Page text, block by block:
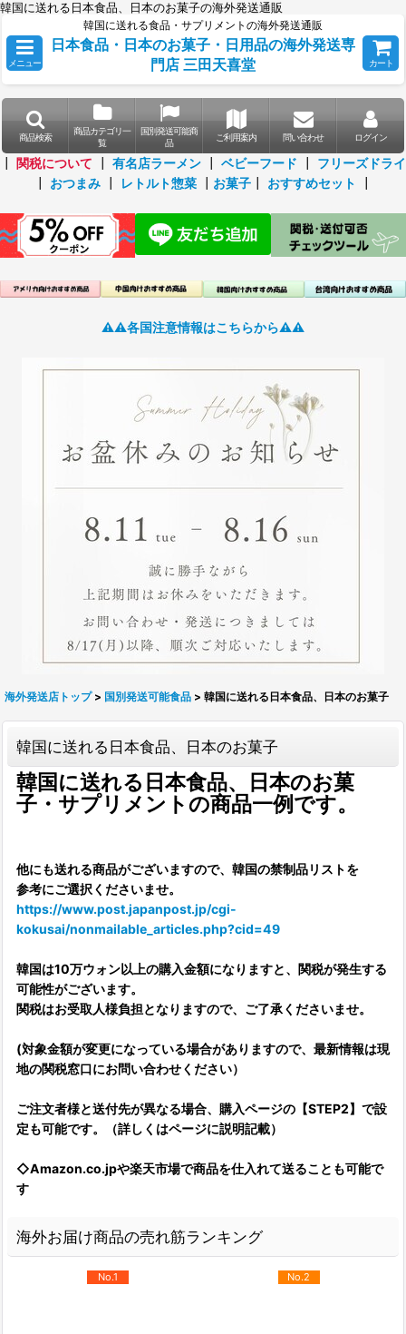
韓国に送れる日本食品、日本のお菓子の海外発送通販
韓国に送れる食品・サプリメントの海外発送通販
メニュー
日本食品・日本のお菓子・日用品の海外発送専
門店 三田天喜堂
カート
商品検索
商品カテゴリ一
覧
国別発送可能商
品
ご利用案内 問い合わせ ログイン
関税について 有名店ラーメン ベビーフード
フリーズドライ
おつまみ レトルト惣菜 お菓子 おすすめセット
⚠️⚠️各国注意情報はこちらから⚠️⚠️
海外発送店トップ > 国別発送可能食品 > 韓国に送れる日本食品、日本のお菓子
韓国に送れる日本食品、日本のお菓子
韓国に送れる日本食品、日本のお菓
子・サプリメントの商品一例です。
他にも送れる商品がございますので、韓国の禁制品リストを
参考にご選択くださいませ。
https://www.post.japanpost.jp/cgi-
kokusai/nonmailable_articles.php?cid=49
韓国は10万ウォン以上の購入金額になりますと、関税が発生する
可能性がございます。
関税はお受取人様負担となりますので、ご了承くださいませ。
(対象金額が変更になっている場合がありますので、最新情報は現
地の関税窓口にお問い合わせください）
ご注文者様と送付先が異なる場合、購入ページの【STEP2】で設
定も可能です。（詳しくはページに説明記載）
◇Amazon.co.jpや楽天市場で商品を仕入れて送ることも可能で
す
海外お届け商品の売れ筋ランキング
No.1 No.2